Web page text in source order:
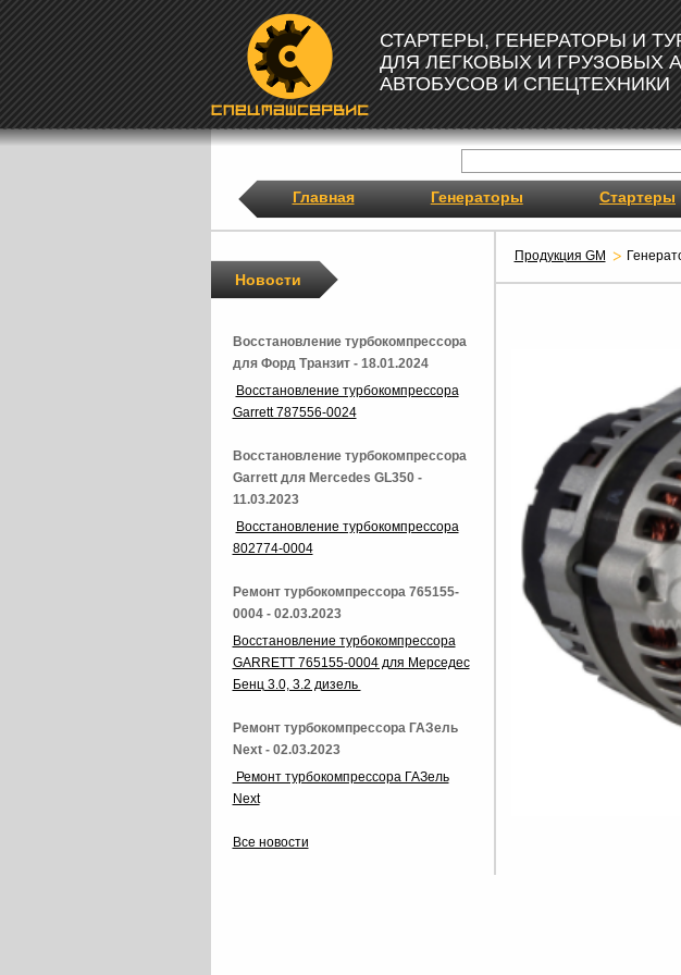
СТАРТЕРЫ, ГЕНЕРАТОРЫ И
ДЛЯ ЛЕГКОВЫХ И ГРУЗОВЫХ
АВТОБУСОВ И СПЕЦТЕХНИКИ
Главная Генераторы Стартеры
Продукция GM
Новости
Восстановление турбокомпрессора
для Форд Транзит - 18.01.2024
Восстановление турбокомпрессора
Garrett 787556-0024
Восстановление турбокомпрессора
Garrett для Mercedes GL350 -
11.03.2023
Восстановление турбокомпрессора
802774-0004
Ремонт турбокомпрессора 765155-
0004 - 02.03.2023
Восстановление турбокомпрессора
GARRETT 765155-0004 для Мерседес
Бенц 3.0, 3.2 дизель
Ремонт турбокомпрессора ГАЗель
Next - 02.03.2023
Ремонт турбокомпрессора ГАЗель
Next
Все новости